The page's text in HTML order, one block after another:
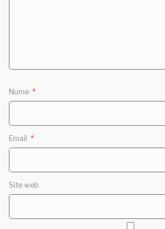
Nume *
Email *
Site web